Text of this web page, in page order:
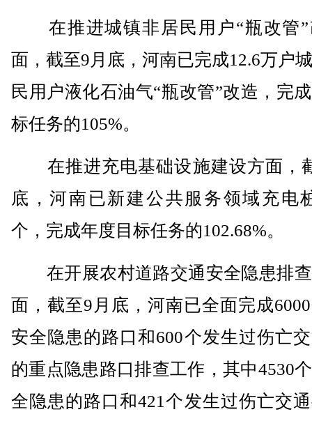
在推进城镇非居民用户“瓶改管”
面，截至9月底，河南已完成12.6万户
民用户液化石油气“瓶改管”改造，完
标任务的105%。
在推进充电基础设施建设方面，
底，河南已新建公共服务领域充电
个，完成年度目标任务的102.68%。
在开展农村道路交通安全隐患排
面，截至9月底，河南已全面完成
安全隐患的路口和600个发生过伤亡
的重点隐患路口排查工作，其中4530
全隐患的路口和421个发生过伤亡交